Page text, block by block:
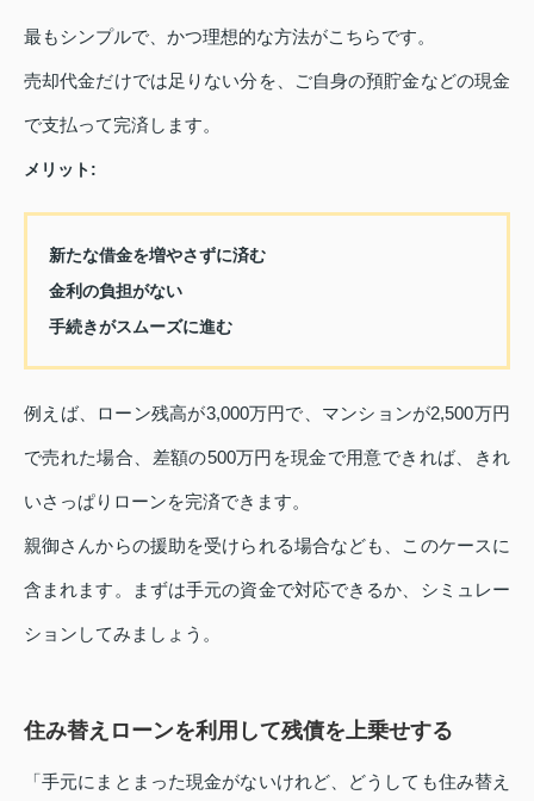
最もシンプルで、かつ理想的な方法がこちらです。
売却代金だけでは足りない分を、ご自身の預貯金などの現金
で支払って完済します。
メリット:
新たな借金を増やさずに済む
金利の負担がない
手続きがスムーズに進む
例えば、ローン残高が3,000万円で、マンションが2,500万円
で売れた場合、差額の500万円を現金で用意できれば、きれ
いさっぱりローンを完済できます。
親御さんからの援助を受けられる場合なども、このケースに
含まれます。まずは手元の資金で対応できるか、シミュレー
ションしてみましょう。
住み替えローンを利用して残債を上乗せする
「手元にまとまった現金がないけれど、どうしても住み替え